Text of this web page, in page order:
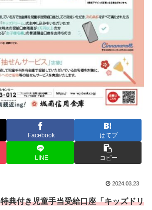
Facebook はてブ
LINE コピー
2024.03.23
特典付き児童手当受給口座「キッズドリ